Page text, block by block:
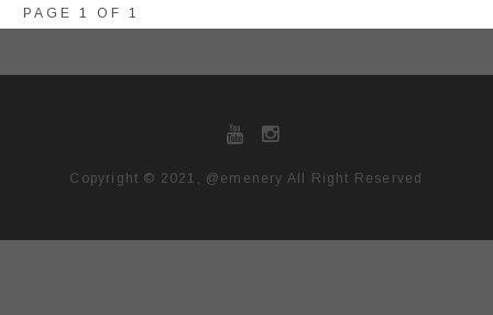
PAGE 1 OF 1
Copyright © 2021, @emenery All Right Reserved